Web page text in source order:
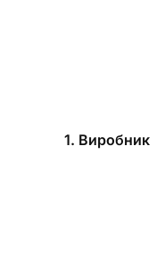
1. Виробник